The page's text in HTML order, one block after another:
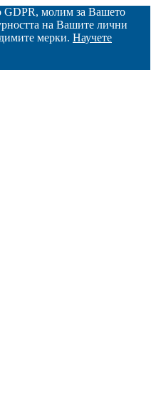
GDPR, молим за Вашето
на Вашите лични
мерки. Научете